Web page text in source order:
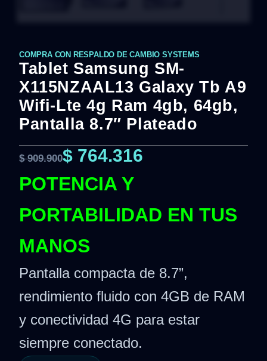
COMPRA CON RESPALDO DE CAMBIO SYSTEMS
Tablet Samsung SM-
X115NZAAL13 Galaxy Tb A9
Wifi-Lte 4g Ram 4gb, 64gb,
Pantalla 8.7″ Plateado
$909.900$ 764.316
POTENCIA Y
PORTABILIDAD EN TUS
MANOS
Pantalla compacta de 8.7”,
rendimiento fluido con 4GB de RAM
y conectividad 4G para estar
siempre conectado.